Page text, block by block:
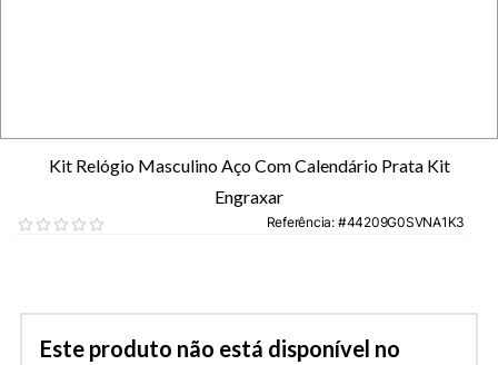
Kit Relógio Masculino Aço Com Calendário Prata Kit
Engraxar
Referência: 44209G0SVNA1K3
Este produto não está disponível no